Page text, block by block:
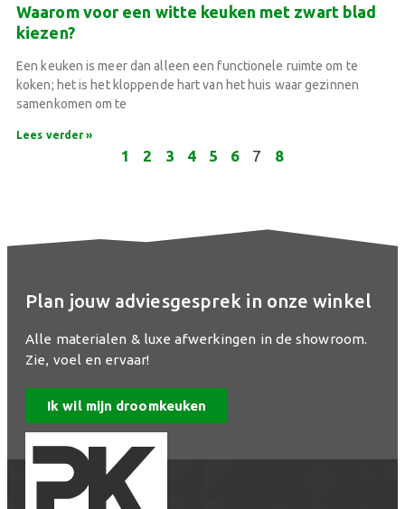
Waarom voor een witte keuken met zwart blad
kiezen?
Een keuken is meer dan alleen een functionele ruimte om te
koken; het is het kloppende hart van het huis waar gezinnen
samenkomen om te
Lees verder »
1 2 3 4 5 6 7 8
Plan jouw adviesgesprek in onze winkel
Alle materialen & luxe afwerkingen in de showroom.
Zie, voel en ervaar!
Ik wil mijn droomkeuken